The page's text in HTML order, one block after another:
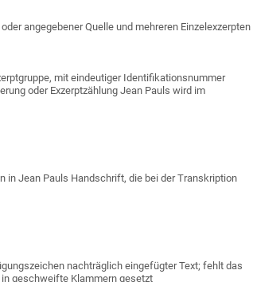
angegebener Quelle und mehreren Einzelexzerpten
mit eindeutiger Identifikationsnummer
oder Exzerptzählung Jean Pauls wird im
in Jean Pauls Handschrift, die bei der Transkription
nachträglich eingefügter Text; fehlt das
geschweifte Klammern gesetzt